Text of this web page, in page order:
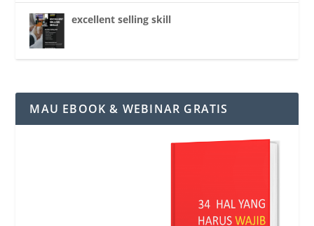
excellent selling skill
MAU EBOOK & WEBINAR GRATIS